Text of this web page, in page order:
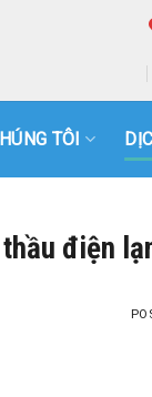
TÔI
thầu điện